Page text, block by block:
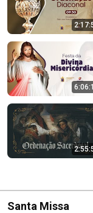
Santa Missa